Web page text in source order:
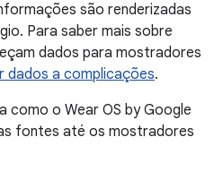
são renderizadas
Para saber mais sobre
dados para mostradores
dados a complicações.
como o Wear OS by Google
fontes até os mostradores